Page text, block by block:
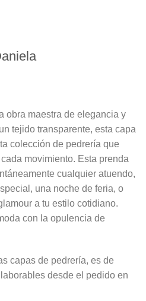
obra maestra de elegancia y
tejido transparente, esta capa
colección de pedrería que
movimiento. Esta prenda
cualquier atuendo,
una noche de feria, o
a tu estilo cotidiano.
con la opulencia de
capas de pedrería, es de
desde el pedido en